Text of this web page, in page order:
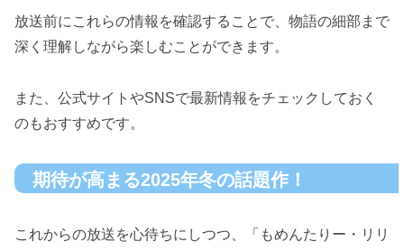
放送前にこれらの情報を確認することで、物語の細部まで
深く理解しながら楽しむことができます。
また、公式サイトやSNSで最新情報をチェックしておく
のもおすすめです。
期待が高まる2025年冬の話題作！
これからの放送を心待ちにしつつ、「もめんたりー・リリ